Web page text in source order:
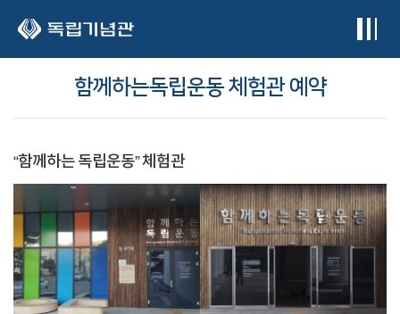
함께하는독립운동 체험관 예약
“함께하는 독립운동” 체험관